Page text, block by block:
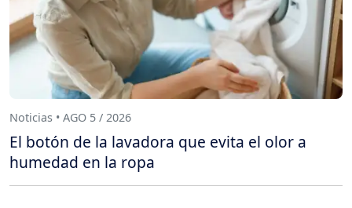
Noticias • AGO 5 / 2026
El botón de la lavadora que evita el olor a
humedad en la ropa